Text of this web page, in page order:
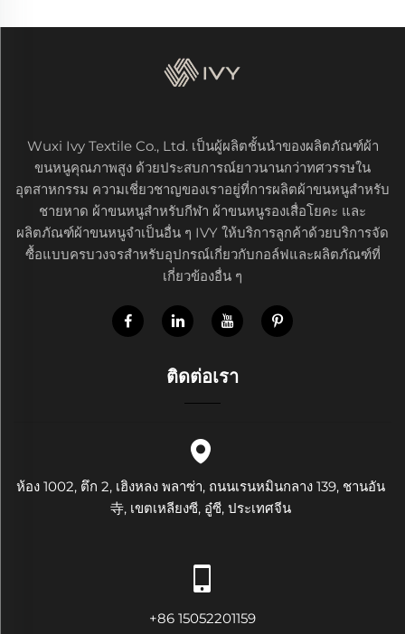
Wuxi Ivy Textile Co., Ltd. เป็นผู้ผลิตชั้นนำของผลิตภัณฑ์ผ้า
ขนหนูคุณภาพสูง ด้วยประสบการณ์ยาวนานกว่าทศวรรษใน
อุตสาหกรรม ความเชี่ยวชาญของเราอยู่ที่การผลิตผ้าขนหนูสำหรับ
ชายหาด ผ้าขนหนูสำหรับกีฬา ผ้าขนหนูรองเสื่อโยคะ และ
ผลิตภัณฑ์ผ้าขนหนูจำเป็นอื่น ๆ IVY ให้บริการลูกค้าด้วยบริการจัด
ซื้อแบบครบวงจรสำหรับอุปกรณ์เกี่ยวกับกอล์ฟและผลิตภัณฑ์ที่
เกี่ยวข้องอื่น ๆ
ติดต่อเรา
ห้อง 1002, ตึก 2, เฮิงหลง พลาซ่า, ถนนเรนหมินกลาง 139, ชานอัน
寺, เขตเหลียงซี, อู๋ซี, ประเทศจีน
+86 15052201159